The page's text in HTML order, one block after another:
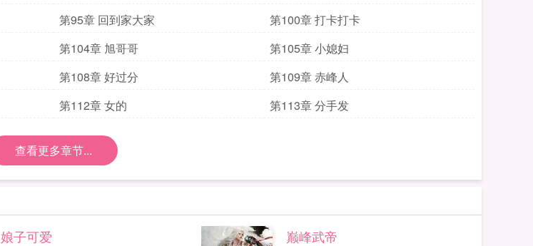
第95章 回到家大家
第100章 打卡打卡
第104章 旭哥哥
第105章 小媳妇
第108章 好过分
第109章 赤峰人
第112章 女的 第113章 分手发
查看更多章节...
娘子可爱 巅峰武帝